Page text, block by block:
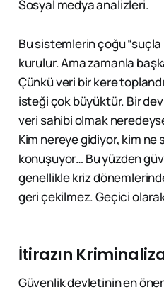
Sosyal medya analizleri.
Bu sistemlerin çoğu
kurulur. Ama zamanla
Çünkü veri bir kere
isteği çok büyüktür. Bir
veri sahibi olmak
Kim nereye gidiyor, kim ne
konuşuyor… Bu yüzden
genellikle kriz
geri çekilmez. Geçici olarak
İtirazın
Güvenlik devletinin en